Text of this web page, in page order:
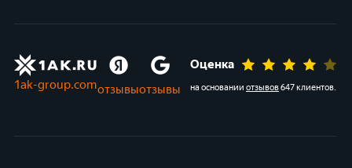
1ak-group.comотзывыотзывы
Оценка
на основании отзывов647 клиентов.